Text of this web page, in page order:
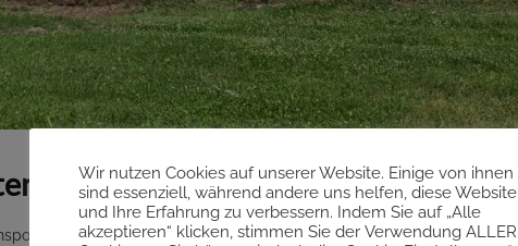
Wir nutzen Cookies auf unserer Website. Einige von ihnen
sind essenziell, während andere uns helfen, diese Website
und Ihre Erfahrung zu verbessern. Indem Sie auf „Alle
akzeptieren“ klicken, stimmen Sie der Verwendung ALLER